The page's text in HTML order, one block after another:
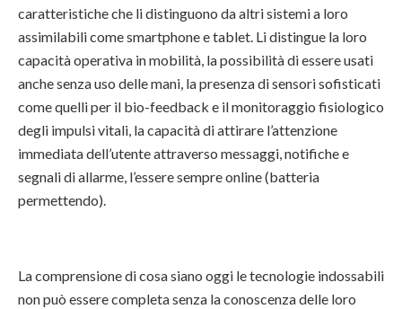
caratteristiche che li distinguono da altri sistemi a loro
assimilabili come smartphone e tablet. Li distingue la loro
capacità operativa in mobilità, la possibilità di essere usati
anche senza uso delle mani, la presenza di sensori sofisticati
come quelli per il bio-feedback e il monitoraggio fisiologico
degli impulsi vitali, la capacità di attirare l’attenzione
immediata dell’utente attraverso messaggi, notifiche e
segnali di allarme, l’essere sempre online (batteria
permettendo).
La comprensione di cosa siano oggi le tecnologie indossabili
non può essere completa senza la conoscenza delle loro